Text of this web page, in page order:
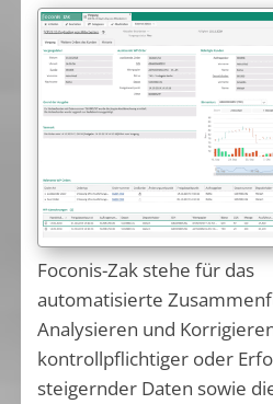
Foconis-Zak stehe für das
automatisierte
Analysieren und
kontrollpflichtiger oder
steigernder Daten sowie